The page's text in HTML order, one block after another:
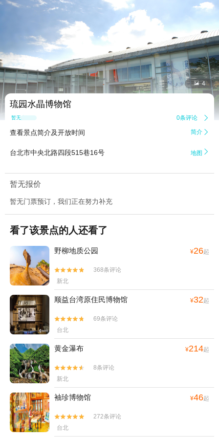
 4
琉园水晶博物馆
暂无点评 0条评论 
查看景点简介及开放时间 简介 
台北市中央北路四段515巷16号 地图 
暂无报价
暂无门票预订，我们正在努力补充
看了该景点的人还看了
野柳地质公园 ¥26起


368条评论
新北
顺益台湾原住民博物馆 ¥32起


69条评论
台北
黄金瀑布 ¥214起


8条评论
新北
袖珍博物馆 ¥46起


272条评论
台北